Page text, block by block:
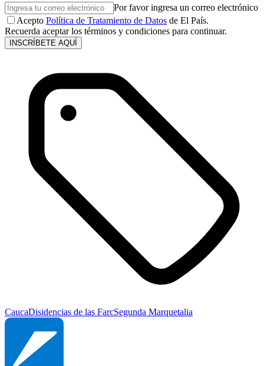
Por favor ingresa un correo electrónico
Acepto Política de Tratamiento de Datos de El País.
Recuerda aceptar los términos y condiciones para continuar.
INSCRÍBETE AQUÍ
CaucaDisidencias de las FarcSegunda Marquetalia